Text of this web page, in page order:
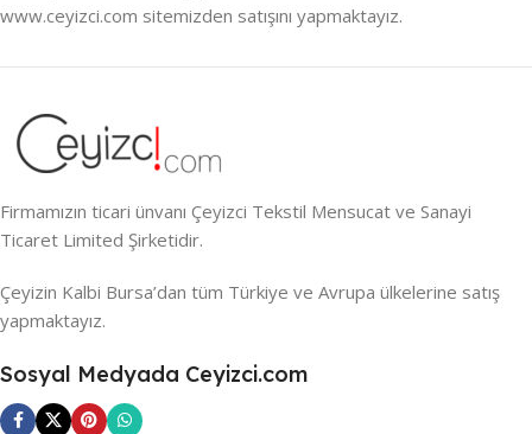
www.ceyizci.com sitemizden satışını yapmaktayız.
Firmamızın ticari ünvanı Çeyizci Tekstil Mensucat ve Sanayi
Ticaret Limited Şirketidir.
Çeyizin Kalbi Bursa’dan tüm Türkiye ve Avrupa ülkelerine satış
yapmaktayız.
Sosyal Medyada Ceyizci.com